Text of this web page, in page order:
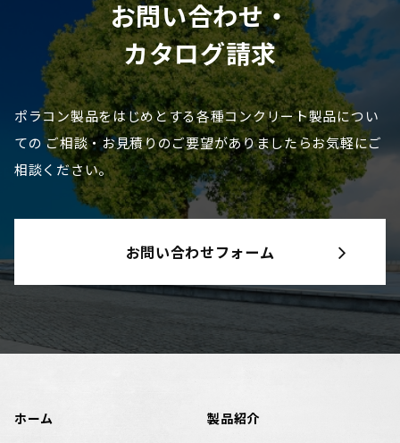
お問い合わせ・
カタログ請求
ポラコン製品をはじめとする各種コンクリート製品につい
てのご相談・お見積りのご要望がありましたらお気軽にご
相談ください。
お問い合わせフォーム
ホーム
製品紹介